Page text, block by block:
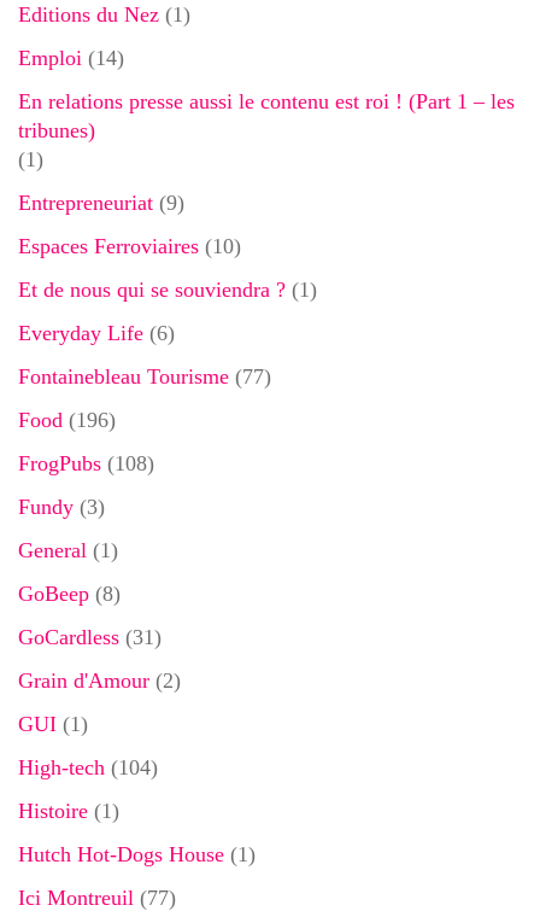
Editions du Nez (1)
Emploi (14)
En relations presse aussi le contenu est roi ! (Part 1 – les
tribunes)
(1)
Entrepreneuriat (9)
Espaces Ferroviaires (10)
Et de nous qui se souviendra ? (1)
Everyday Life (6)
Fontainebleau Tourisme (77)
Food (196)
FrogPubs (108)
Fundy (3)
General (1)
GoBeep (8)
GoCardless (31)
Grain d'Amour (2)
GUI (1)
High-tech (104)
Histoire (1)
Hutch Hot-Dogs House (1)
Ici Montreuil (77)